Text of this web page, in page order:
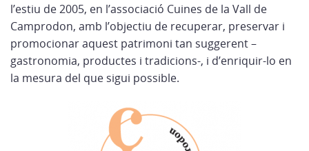
l’estiu de 2005, en l’associació Cuines de la Vall de
Camprodon, amb l’objectiu de recuperar, preservar i
promocionar aquest patrimoni tan suggerent –
gastronomia, productes i tradicions-, i d’enriquir-lo en
la mesura del que sigui possible.